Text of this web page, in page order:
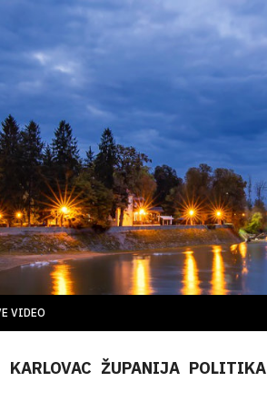
VIDEO
KARLOVAC ŽUPANIJA POLITIKA